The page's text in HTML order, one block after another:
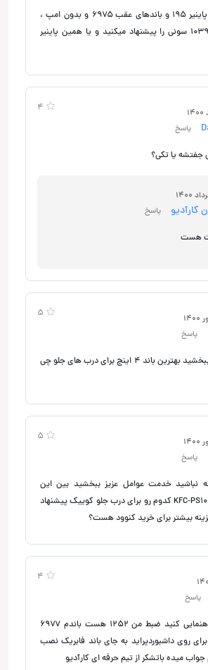
واسه پراید با‌پخش پاینیر ۱۹۵ و باندهای عقب ۶۹۷۵ و بدون امپ ،
واسه باندهای جلو ۱۰۳۹ سونی را پیشنهاد میکنید و یا همین پاینیر
4
پاسخ
یا تکی؟
کارآدیو پاسخ
هست
5
پاسخ
سلام خسته نباشید ببخشید بهترین باند ۴ اینچ برای درب های جلو چی
5
پاسخ
خدمت عوامل عزیز ببخشید بین این
محصول و کنوود KFC-PS1096 کدوم رو برای درب جلو کوییک پیشنهاد
بیشتر برای خرید کنوود هست؟
4
پاسخ
سلام لطفا من رو راهنمایی کنید ضبط من ۱۲۵۲ هست باندم ۶۹۷۷
روی داشبوردپراید به جای باند فابریک نصب
میده باتشکر از تیم حرفه ای کارآدیو